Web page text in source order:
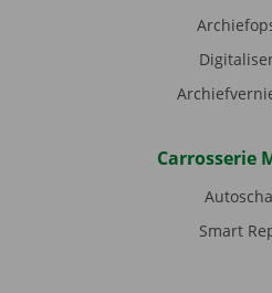
Carrosserie
Smart